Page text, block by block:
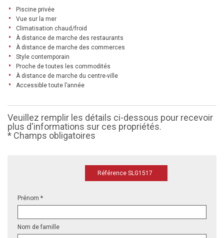
Piscine privée
Vue sur la mer
Climatisation chaud/froid
À distance de marche des restaurants
À distance de marche des commerces
Style contemporain
Proche de toutes les commodités
À distance de marche du centre-ville
Accessible toute l’année
Veuillez remplir les détails ci-dessous pour recevoir
plus d'informations sur ces propriétés.
* Champs obligatoires
Référence SLG1517
Prénom *
Nom de famille